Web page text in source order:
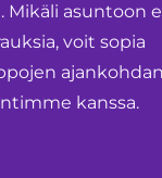
Mikäli asuntoon
voit sopia
ajankohdan
kanssa.